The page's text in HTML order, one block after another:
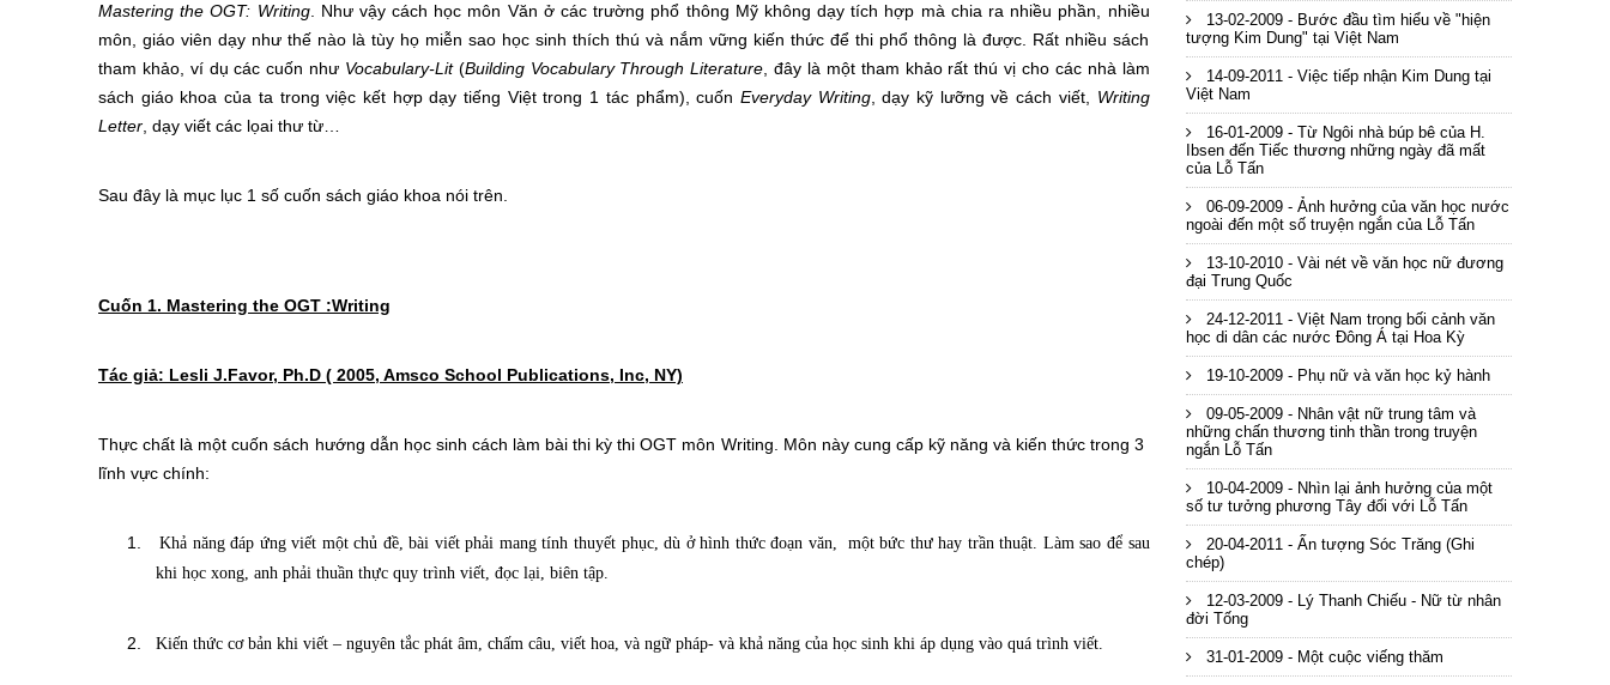
Mastering the OGT: Writing. Như vậy cách học môn Văn ở các trường phổ thông Mỹ không dạy tích hợp mà chia ra nhiều phần, nhiều
môn, giáo viên dạy như thế nào là tùy họ miễn sao học sinh thích thú và nắm vững kiến thức để thi phổ thông là được. Rất nhiều sách
tham khảo, ví dụ các cuốn như Vocabulary-Lit(Building Vocabulary Through Literature , đây là một tham khảo rất thú vị cho các nhà làm
sách giáo khoa của ta trong việc kết hợp dạy tiếng Việt trong 1 tác phẩm), cuốn Everyday Writing, dạy kỹ lưỡng về cách viết, Writing
Letter , dạy viết các lọai thư từ…
Sau đây là mục lục 1 số cuốn sách giáo khoa nói trên.
Cuốn 1. Mastering the OGT :Writing
Tác giả: Lesli J.Favor, Ph.D ( 2005, Amsco School Publications, Inc, NY)
Thực chất là một cuốn sách hướng dẫn học sinh cách làm bài thi kỳ thi OGT môn Writing. Môn này cung cấp kỹ năng và kiến thức trong 3
lĩnh vực chính:
1.
Khả năng đáp ứng viết một chủ đề, bài viết phải mang tính thuyết phục, dù ở hình thức đoạn văn, một bức thư hay trần thuật. Làm sao để sau
khi học xong, anh phải thuần thực quy trình viết, đọc lại, biên tập.
2. Kiến thức cơ bản khi viết – nguyên tắc phát âm, chấm câu, viết hoa, và ngữ pháp- và khả năng của học sinh khi áp dụng vào quá trình viết.
13-02-2009 - Bước đầu tìm hiểu về "hiện
tượng Kim Dung" tại Việt Nam
14-09-2011 - Việc tiếp nhận Kim Dung tại
Việt Nam
16-01-2009 - Từ Ngôi nhà búp bê của H.
Ibsen đến Tiếc thương những ngày đã mất
của Lỗ Tấn
06-09-2009 - Ảnh hưởng của văn học nước
ngoài đến một số truyện ngắn của Lỗ Tấn
13-10-2010 - Vài nét về văn học nữ đương
đại Trung Quốc
24-12-2011 - Việt Nam trong bối cảnh văn
học di dân các nước Đông Á tại Hoa Kỳ
19-10-2009 - Phụ nữ và văn học kỷ hành
09-05-2009 - Nhân vật nữ trung tâm và
những chấn thương tinh thần trong truyện
ngắn Lỗ Tấn
10-04-2009 - Nhìn lại ảnh hưởng của một
số tư tưởng phương Tây đối với Lỗ Tấn
20-04-2011 - Ấn tượng Sóc Trăng (Ghi
chép)
12-03-2009 - Lý Thanh Chiếu - Nữ từ nhân
đời Tống
31-01-2009 - Một cuộc viếng thăm